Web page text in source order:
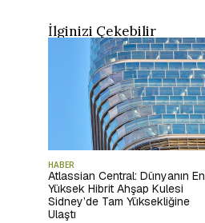
İlginizi Çekebilir
HABER
Atlassian Central: Dünyanın En
Yüksek Hibrit Ahşap Kulesi
Sidney’de Tam Yüksekliğine
Ulaştı